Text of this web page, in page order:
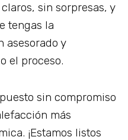
sin sorpresas, y
tengas la
asesorado y
el proceso.
sin compromiso
más
¡Estamos listos